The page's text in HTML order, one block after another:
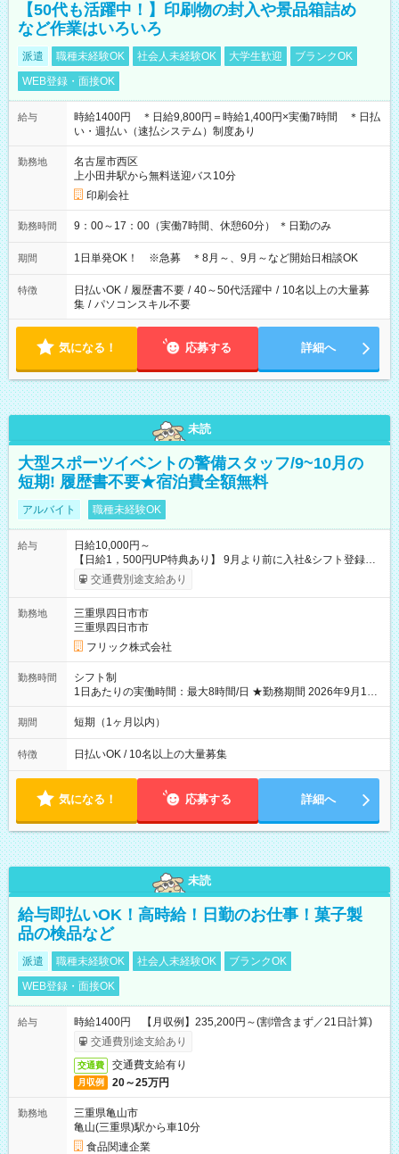
【50代も活躍中！】印刷物の封入や景品箱詰め
など作業はいろいろ
派遣 職種未経験OK 社会人未経験OK 大学生歓迎
ブランクOK
WEB登録・面接OK
給与
時給1400円 ＊日給9,800円＝時給1,400円×実働7時間 ＊日払
い・週払い（速払システム）制度あり
勤務地
名古屋市西区
上小田井駅から無料送迎バス10分
印刷会社
勤務時間 9：00～17：00（実働7時間、休憩60分） ＊日勤のみ
期間 1日単発OK！ ※急募 ＊8月～、9月～など開始日相談OK
特徴 日払いOK / 履歴書不要 / 40～50代活躍中 / 10名以上の大量募
集 / パソコンスキル不要
気になる！ 応募する 詳細へ
未読
大型スポーツイベントの警備スタッフ/9~10月の
短期! 履歴書不要★宿泊費全額無料
アルバイト 職種未経験OK
給与
日給10,000円～
【日給1，500円UP特典あり】 9月より前に入社&シフト登録す
ると 期間中(9/16~10/23) の日給がUP! 日給1万1500円でしっか
り稼げます♪ 【試用期間】試用期間なし
交通費別途支給あり
勤務地
三重県四日市市
三重県四日市市
フリック株式会社
勤務時間
シフト制
1日あたりの実働時間：最大8時間/日 ★勤務期間 2026年9月16
日~2026年10月23日 短期勤務OK! 期間中フル勤務できる方優遇
※週3~5日勤務(勤務日数応相談) ※期間前から勤務スタートも可
り ※夜勤シフトあり
期間 短期（1ヶ月以内）
特徴 日払いOK / 10名以上の大量募集
気になる！ 応募する 詳細へ
未読
給与即払いOK！高時給！日勤のお仕事！菓子製
品の検品など
派遣 職種未経験OK 社会人未経験OK
ブランクOK
WEB登録・面接OK
給与
時給1400円 【月収例】235,200円～(割増含まず／21日計算)
交通費別途支給あり
交通費 交通費支給有り
月収例 20～25万円
勤務地
三重県亀山市
亀山(三重県)駅から車10分
食品関連企業